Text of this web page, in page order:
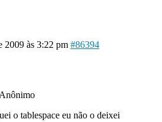
2009 às 3:22 pm #86394
Anônimo
o tablespace eu não o deixei